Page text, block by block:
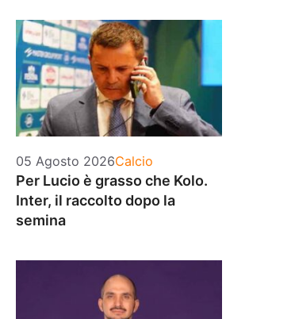
05 Agosto 2026Categorie
Calcio
Per Lucio è grasso che Kolo.
Inter, il raccolto dopo la
semina